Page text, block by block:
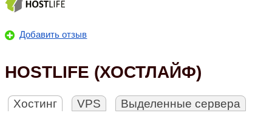
Добавить отзыв
HOSTLIFE (ХОСТЛАЙФ)
Хостинг VPS Выделенные сервера